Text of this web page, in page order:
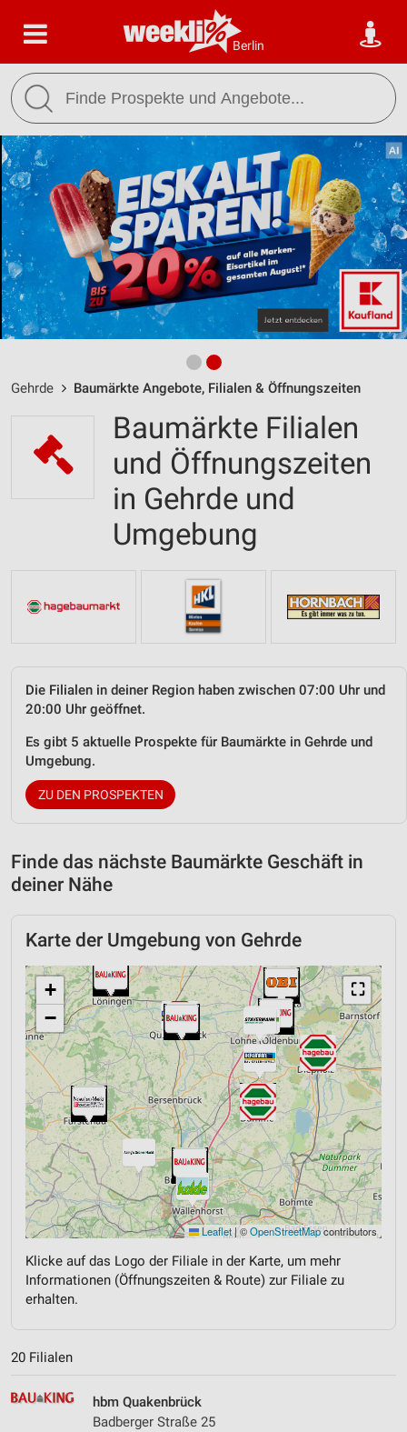
Berlin
Gehrde Baumärkte Angebote, Filialen & Öffnungszeiten
Baumärkte Filialen
und Öffnungszeiten
in Gehrde und
Umgebung
Die Filialen in deiner Region haben zwischen 07:00 Uhr und
20:00 Uhr geöffnet.
Es gibt 5 aktuelle Prospekte für Baumärkte in Gehrde und
Umgebung.
ZU DEN PROSPEKTEN
Finde das nächste Baumärkte Geschäft in
deiner Nähe
Karte der Umgebung von Gehrde
⛶
+
−
Leaflet|©OpenStreetMapcontributors
Klicke auf das Logo der Filiale in der Karte, um mehr
Informationen (Öffnungszeiten & Route) zur Filiale zu
erhalten.
20 Filialen
hbm Quakenbrück
Badberger Straße 25